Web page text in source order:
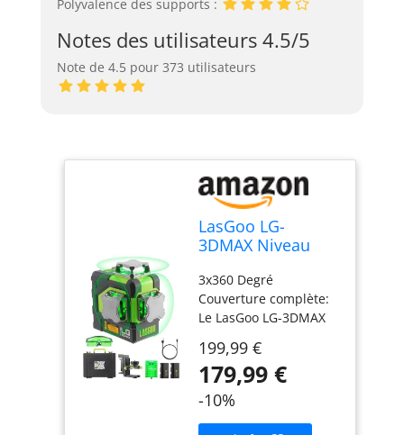
Polyvalence des supports :
Notes des utilisateurs 4.5/5
Note de 4.5 pour 373 utilisateurs
LasGoo LG-
3DMAX Niveau
Laser Croisé Auto-
Nivellant 3D, 2
Batteries Lithium
Rechargeables,
Adaptateur de
Réglage, Lunettes
et Étui Rigide
3x360 Degré
Couverture complète:
Le LasGoo LG-3DMAX
horizontale et deux
lignes verticales pour
une couverture
deux directions. Cela
199,99 €
179,99 €
-10%